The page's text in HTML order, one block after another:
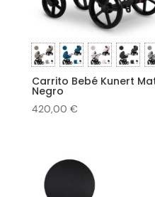
Carrito Bebé Kunert
Negro
420,00 €